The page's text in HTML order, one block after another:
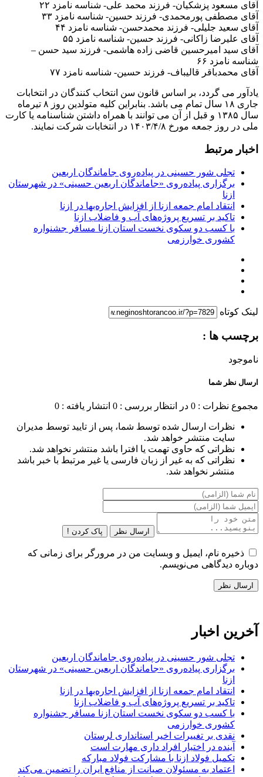
آقای مسعود پزشکیان- فرزند محمد علی- شناسه نامزد ۲۲
آقای مصطفی پورمحمدی- فرزند حسین- شناسه نامزد ۳۳
آقای سعید جلیلی- فرزند محمدحسن- شناسه نامزد ۴۴
آقای علیرضا زاکانی- فرزند حسین- شناسه نامزد ۵۵
آقای سید امیرحسین قاضی زاده هاشمی- فرزند سید حسن –
شناسه نامزد ۶۶
آقای محمدباقر قالیباف- فرزند حسین- شناسه نامزد ۷۷
یادآور می گردد، بر اساس قانون سن انتخاب کنندگان در انتخابات
جاری ۱۸ سال تمام می باشد. بنابراین کلیه متولدین روز ۸ تیرماه
سال ۱۳۸۵ و قبل از آن می توانند با همراه داشتن شناسنامه یا کارت
ملی در روز جمعه مورخ ۱۴۰۳/۴/۸ در انتخابات شرکت نمایند.
اخبار مرتبط
تجلی شور حسینی در پیاده‌روی جاماندگان اربعین
برگزاری پیاده‌روی «جاماندگان اربعین حسینی» در شهرستان
ازنا
انتقاد امام جمعه ازنا از افزایش اجاره‌بها در ازنا
تاکید بر تسریع پروژه‌های آب و فاضلاب ازنا
با کسب دو سکوی نخست استان ازنا مسافر جشنواره
کشوری خوارزمی
لینک کوتاه
برچسب ها :
ناموجود
ارسال نظر شما
مجموع نظرات : 0 در انتظار بررسی : 0 انتشار یافته : 0
نظرات ارسال شده توسط شما، پس از تایید توسط مدیران
سایت منتشر خواهد شد.
نظراتی که حاوی تهمت یا افترا باشد منتشر نخواهد شد.
نظراتی که به غیر از زبان فارسی یا غیر مرتبط با خبر باشد
منتشر نخواهد شد.
ارسال نظر پاک کردن !
ذخیره نام، ایمیل و وبسایت من در مرورگر برای زمانی که
دوباره دیدگاهی می‌نویسم.
آخرین اخبار
تجلی شور حسینی در پیاده‌روی جاماندگان اربعین
برگزاری پیاده‌روی «جاماندگان اربعین حسینی» در شهرستان
ازنا
انتقاد امام جمعه ازنا از افزایش اجاره‌بها در ازنا
تاکید بر تسریع پروژه‌های آب و فاضلاب ازنا
با کسب دو سکوی نخست استان ازنا مسافر جشنواره
کشوری خوارزمی
نقدی بر تغییرات اخیر استانداری لرستان
آینده در اختیار افراد داری مهارت است
تکمیل فولاد ازنا با مشارکت فولاد مبارکه
اعتماد به مسئولان صیانت از منافع ایران را تضمین می‌کند